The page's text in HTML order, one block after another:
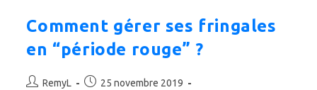
Plus
Des
Comment gérer ses fringales
en “période rouge” ?
Auteur/autrice
RemyL
Publication
25 novembre 2019